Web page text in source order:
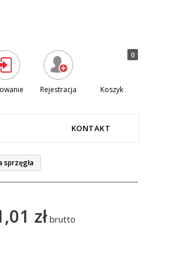
Rejestracja Koszyk
0
KONTAKT
sprzęgła
złbrutto